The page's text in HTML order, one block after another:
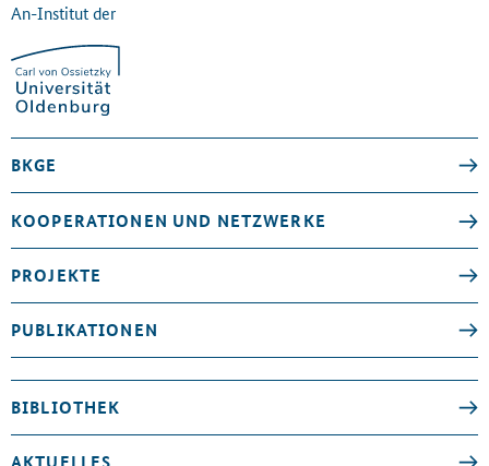
An-Institut der
BKGE
KOOPERATIONEN UND NETZWERKE
PROJEKTE
PUBLIKATIONEN
BIBLIOTHEK